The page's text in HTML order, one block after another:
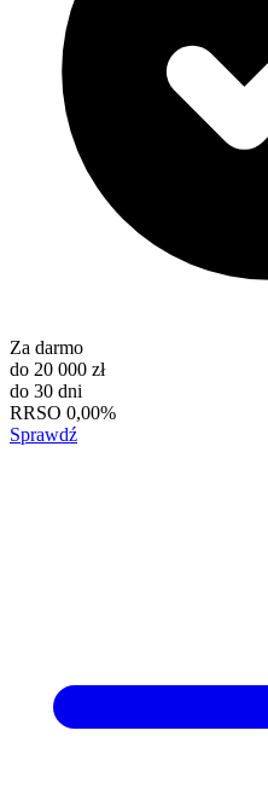
Za darmo
do 20 000 zł
do 30 dni
RRSO 0,00%
Sprawdź